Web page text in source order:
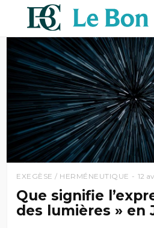
EXEGÈSE / HERMÉNEUTIQUE 12
Que signifie
des lumières » en